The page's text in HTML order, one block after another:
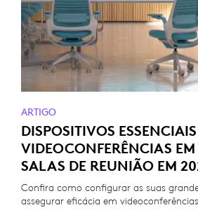
ARTIGO
DISPOSITIVOS
VIDEOCONFERÊNCIAS
SALAS DE REUNIÃO EM
Confira como configurar as suas
assegurar eficácia em